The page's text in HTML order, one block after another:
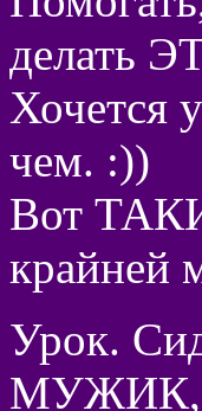
делать
Хочется
чем. :))
Вот
крайней
Урок.
МУЖИК,